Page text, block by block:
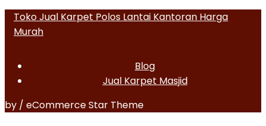
Toko Jual Karpet Polos Lantai Kantoran Harga
Murah
Blog
Jual Karpet Masjid
by / eCommerce Star Theme